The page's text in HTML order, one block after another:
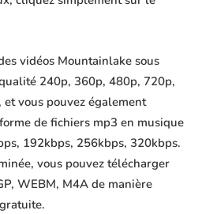
vidéos Mountainlake sous
240p, 360p, 480p, 720p,
vous pouvez également
de fichiers mp3 en musique
192kbps, 256kbps, 320kbps.
vous pouvez télécharger
WEBM, M4A de manière